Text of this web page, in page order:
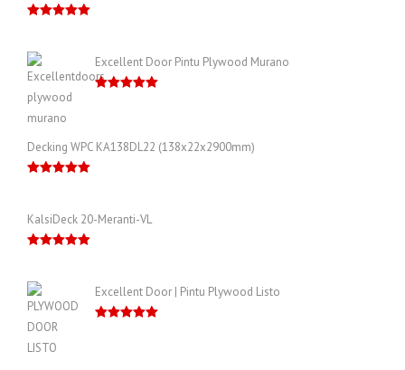
Excellent Door Pintu Plywood Murano
Decking WPC KA138DL22 (138x22x2900mm)
KalsiDeck 20-Meranti-VL
Excellent Door | Pintu Plywood Listo